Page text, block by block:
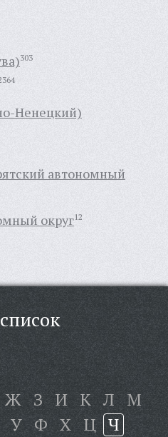
303
Ненецкий)
автономный
округ12
Ж З И К Л М
У Ф Х Ц Ч